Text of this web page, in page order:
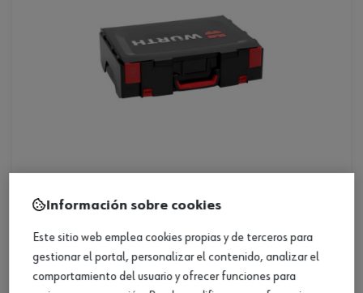
maletín para sistemas 8.4.2
maletín para sistemas 8.4.2
Información sobre cookies
Este sitio web emplea cookies propias y de terceros para
gestionar el portal, personalizar el contenido, analizar el
comportamiento del usuario y ofrecer funciones para